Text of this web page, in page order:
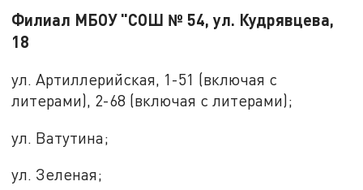
Филиал МБОУ "СОШ № 54, ул. Кудрявцева,
18
ул. Артиллерийская, 1-51 (включая с
литерами), 2-68 (включая с литерами);
ул. Ватутина;
ул. Зеленая;